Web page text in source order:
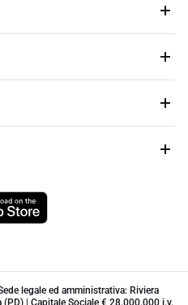
legale ed amministrativa: Riviera
| Capitale Sociale € 28.000.000 i.v.